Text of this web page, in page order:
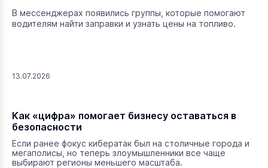
В мессенджерах появились группы, которые помогают
водителям найти заправки и узнать цены на топливо.
13.07.2026
Как «цифра» помогает бизнесу оставаться в
безопасности
Если ранее фокус кибератак был на столичные города и
мегаполисы, но теперь злоумышленники все чаще
выбирают регионы меньшего масштаба.